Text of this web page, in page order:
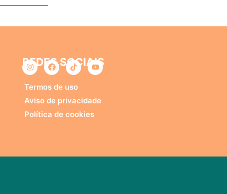
REDES SOCIAIS
Termos de uso
Aviso de privacidade
Política de cookies